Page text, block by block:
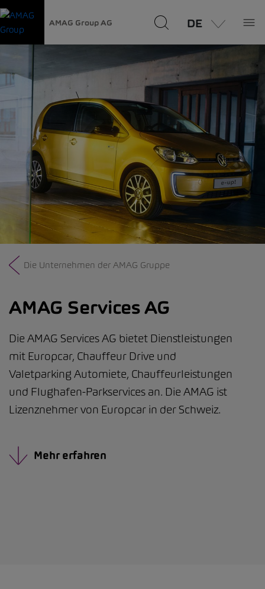
AMAG Group AG DE
Die Unternehmen der AMAG Gruppe
AMAG Services AG
Die AMAG Services AG bietet Dienstleistungen
mit Europcar, Chauffeur Drive und
Valetparking Automiete, Chauffeurleistungen
und Flughafen-Parkservices an. Die AMAG ist
Lizenznehmer von Europcar in der Schweiz.
Mehr erfahren